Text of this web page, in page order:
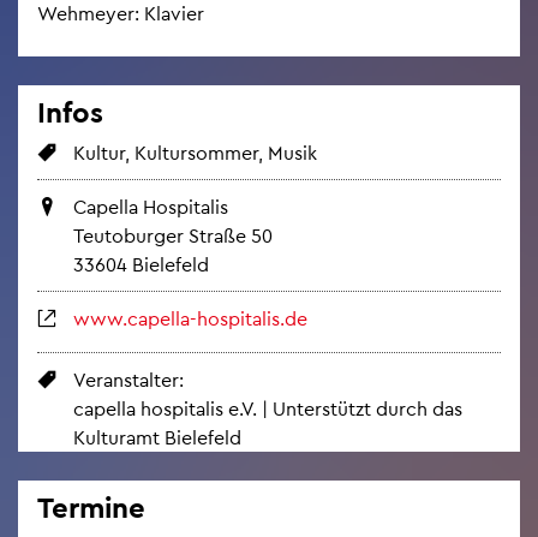
Weh­mey­er: Kla­vier
Infos
Kul­tur, Kul­tur­som­mer, Musik
Ca­pel­la Hos­pi­ta­lis
Teu­to­bur­ger Stra­ße 50
33604 Bie­le­feld
www.​capella-​hospitalis.​de
Ver­an­stal­ter:
ca­pel­la hos­pi­ta­lis e.V. | Un­ter­stützt durch das
Kul­tur­amt Bie­le­feld
Ter­mi­ne